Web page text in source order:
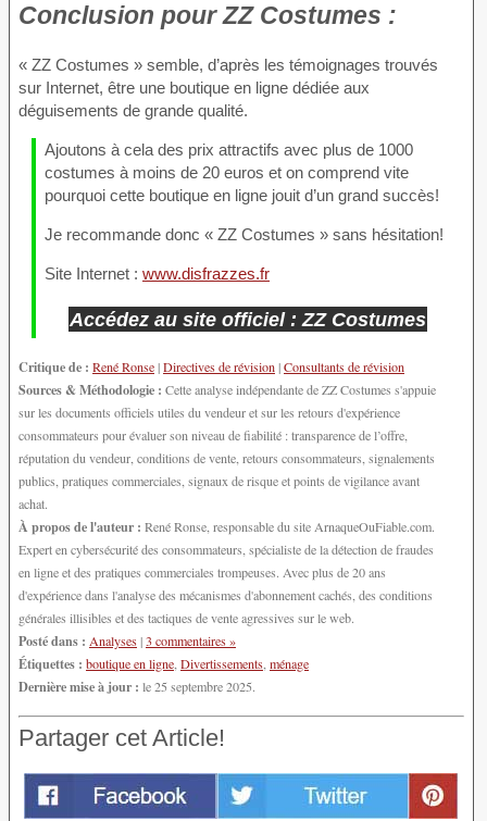
Conclusion pour ZZ Costumes :
« ZZ Costumes » semble, d’après les témoignages trouvés
sur Internet, être une boutique en ligne dédiée aux
déguisements de grande qualité.
Ajoutons à cela des prix attractifs avec plus de 1000
costumes à moins de 20 euros et on comprend vite
pourquoi cette boutique en ligne jouit d’un grand succès!
Je recommande donc « ZZ Costumes » sans hésitation!
Site Internet : www.disfrazzes.fr
Accédez au site officiel : ZZ Costumes
Critique de : René Ronse|Directives de révision|Consultants de révision
Sources & Méthodologie : Cette analyse indépendante de ZZ Costumes s'appuie
sur les documents officiels utiles du vendeur et sur les retours d'expérience
consommateurs pour évaluer son niveau de fiabilité : transparence de l’offre,
réputation du vendeur, conditions de vente, retours consommateurs, signalements
publics, pratiques commerciales, signaux de risque et points de vigilance avant
achat.
À propos de l'auteur : René Ronse, responsable du site ArnaqueOuFiable.com.
Expert en cybersécurité des consommateurs, spécialiste de la détection de fraudes
en ligne et des pratiques commerciales trompeuses. Avec plus de 20 ans
d'expérience dans l'analyse des mécanismes d'abonnement cachés, des conditions
générales illisibles et des tactiques de vente agressives sur le web.
Posté dans : Analyses|3 commentaires »
Étiquettes : boutique en ligne Divertissements ménage
Dernière mise à jour : le 25 septembre 2025.
Partager cet Article!